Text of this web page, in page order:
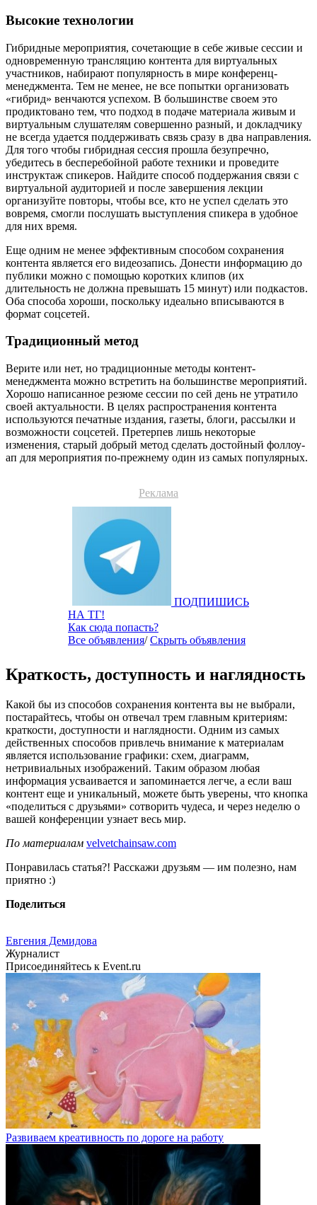
Высокие технологии
Гибридные мероприятия, сочетающие в себе живые сессии и
одновременную трансляцию контента для виртуальных
участников, набирают популярность в мире конференц-
менеджмента. Тем не менее, не все попытки организовать
«гибрид» венчаются успехом. В большинстве своем это
продиктовано тем, что подход в подаче материала живым и
виртуальным слушателям совершенно разный, и докладчику
не всегда удается поддерживать связь сразу в два направления.
Для того чтобы гибридная сессия прошла безупречно,
убедитесь в бесперебойной работе техники и проведите
инструктаж спикеров. Найдите способ поддержания связи с
виртуальной аудиторией и после завершения лекции
организуйте повторы, чтобы все, кто не успел сделать это
вовремя, смогли послушать выступления спикера в удобное
для них время.
Еще одним не менее эффективным способом сохранения
контента является его видеозапись. Донести информацию до
публики можно с помощью коротких клипов (их
длительность не должна превышать 15 минут) или подкастов.
Оба способа хороши, поскольку идеально вписываются в
формат соцсетей.
Традиционный метод
Верите или нет, но традиционные методы контент-
менеджмента можно встретить на большинстве мероприятий.
Хорошо написанное резюме сессии по сей день не утратило
своей актуальности. В целях распространения контента
используются печатные издания, газеты, блоги, рассылки и
возможности соцсетей. Претерпев лишь некоторые
изменения, старый добрый метод сделать достойный фоллоу-
ап для мероприятия по-прежнему один из самых популярных.
Реклама
ПОДПИШИСЬ
НА ТГ!
Как сюда попасть?
Все объявления/Скрыть объявления
Краткость, доступность и наглядность
Какой бы из способов сохранения контента вы не выбрали,
постарайтесь, чтобы он отвечал трем главным критериям:
краткости, доступности и наглядности. Одним из самых
действенных способов привлечь внимание к материалам
является использование графики: схем, диаграмм,
нетривиальных изображений. Таким образом любая
информация усваивается и запоминается легче, а если ваш
контент еще и уникальный, можете быть уверены, что кнопка
«поделиться с друзьями» сотворить чудеса, и через неделю о
вашей конференции узнает весь мир.
По материалам velvetchainsaw.com
Понравилась статья?! Расскажи друзьям — им полезно, нам
приятно :)
Поделиться
Евгения Демидова
Журналист
Присоединяйтесь к Event.ru
Развиваем креативность по дороге на работу